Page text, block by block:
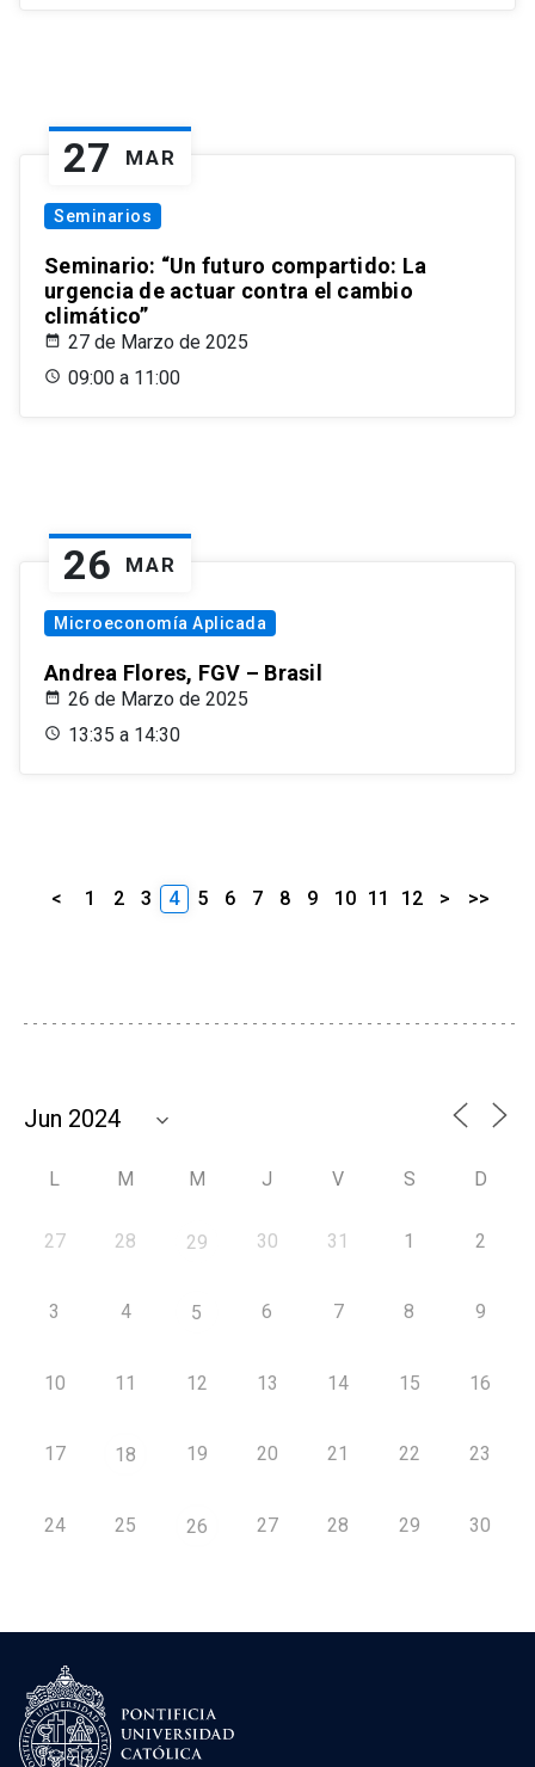
27 MAR
Seminarios
Seminario: “Un futuro compartido: La
urgencia de actuar contra el cambio
climático”
27 de Marzo de 2025
09:00 a 11:00
26 MAR
Microeconomía Aplicada
Andrea Flores, FGV – Brasil
26 de Marzo de 2025
13:35 a 14:30
< 1 2 3 4 5 6 7 8 9 10 11 12 > >>
L M M J V S D
27 28 29 30 31 1 2
3 4 5 6 7 8 9
10 11 12 13 14 15 16
17 18 19 20 21 22 23
24 25 26 27 28 29 30